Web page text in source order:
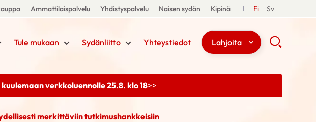
Ammattilaispalvelu Yhdistyspalvelu Naisen sydän Kipinä Fi Sv
Tule mukaan Sydänliitto Yhteystiedot Lahjoita
verkkoluennolle 25.8. klo 18>>
merkittäviin tutkimushankkeisiin